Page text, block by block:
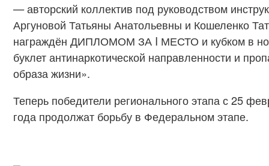
— авторский коллектив под руководством
Аргуновой Татьяны Анатольевны и Кошеленко
награждён ДИПЛОМОМ ЗА I МЕСТО и кубком в
буклет антинаркотической направленности и
образа жизни».
Теперь победители регионального этапа с 25
года продолжат борьбу в Федеральном этапе.